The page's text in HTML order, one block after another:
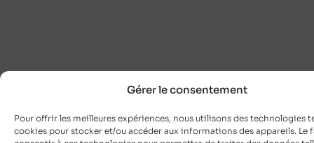
Gérer le consentement
Pour offrir les meilleures expériences, nous utilisons des technologies
cookies pour stocker et/ou accéder aux informations des appareils. Le